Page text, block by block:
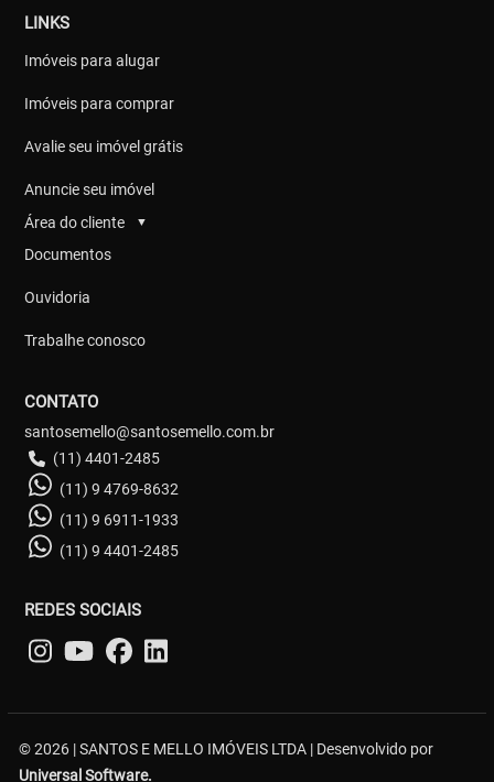
LINKS
Imóveis para alugar
Imóveis para comprar
Avalie seu imóvel grátis
Anuncie seu imóvel
Área do cliente
▼
Documentos
Ouvidoria
Trabalhe conosco
CONTATO
santosemello@santosemello.com.br
(11) 4401-2485
(11) 9 4769-8632
(11) 9 6911-1933
(11) 9 4401-2485
REDES SOCIAIS
© 2026 | SANTOS E MELLO IMÓVEIS LTDA | Desenvolvido por
Universal Software.